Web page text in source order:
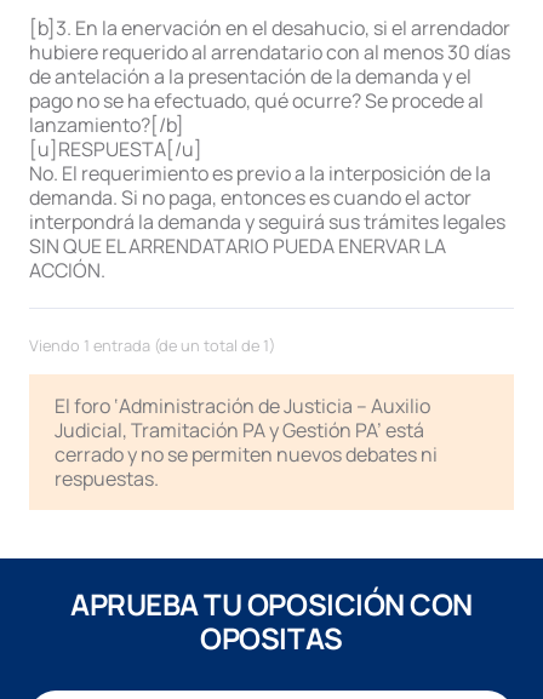
[b]3. En la enervación en el desahucio, si el arrendador
hubiere requerido al arrendatario con al menos 30 días
de antelación a la presentación de la demanda y el
pago no se ha efectuado, qué ocurre? Se procede al
lanzamiento?[/b]
[u]RESPUESTA[/u]
No. El requerimiento es previo a la interposición de la
demanda. Si no paga, entonces es cuando el actor
interpondrá la demanda y seguirá sus trámites legales
SIN QUE EL ARRENDATARIO PUEDA ENERVAR LA
ACCIÓN.
Viendo 1 entrada (de un total de 1)
El foro ‘Administración de Justicia – Auxilio
Judicial, Tramitación PA y Gestión PA’ está
cerrado y no se permiten nuevos debates ni
respuestas.
APRUEBA TU OPOSICIÓN CON
OPOSITAS